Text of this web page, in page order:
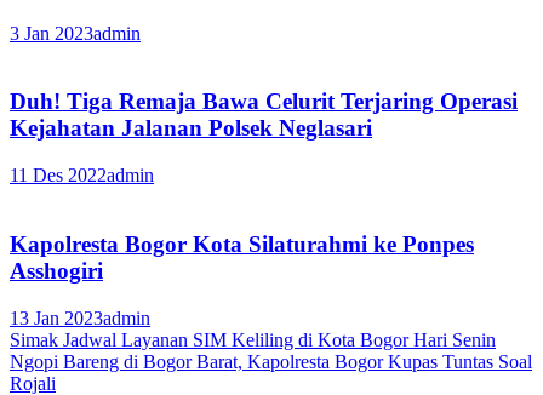
3 Jan 2023admin
Duh! Tiga Remaja Bawa Celurit Terjaring Operasi
Kejahatan Jalanan Polsek Neglasari
11 Des 2022admin
Kapolresta Bogor Kota Silaturahmi ke Ponpes
Asshogiri
13 Jan 2023admin
Navigasi
pos
Simak Jadwal Layanan SIM Keliling di Kota Bogor Hari Senin
Ngopi Bareng di Bogor Barat, Kapolresta Bogor Kupas Tuntas Soal
Rojali